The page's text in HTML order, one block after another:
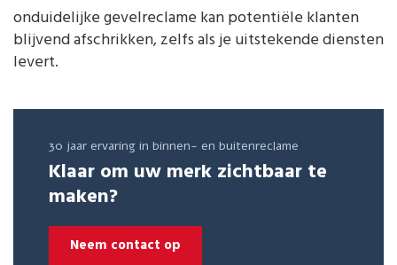
onduidelijke gevelreclame kan potentiële klanten
blijvend afschrikken, zelfs als je uitstekende diensten
levert.
30 jaar ervaring in binnen- en buitenreclame
Klaar om uw merk zichtbaar te
maken?
Neem contact op